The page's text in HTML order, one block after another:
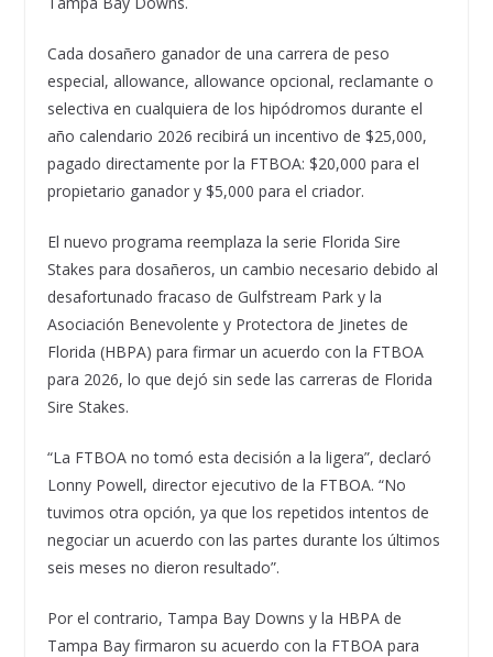
Cada dosañero ganador de una carrera de peso
especial, allowance, allowance opcional, reclamante o
selectiva en cualquiera de los hipódromos durante el
año calendario 2026 recibirá un incentivo de $25,000,
pagado directamente por la FTBOA: $20,000 para el
propietario ganador y $5,000 para el criador.
El nuevo programa reemplaza la serie Florida Sire
Stakes para dosañeros, un cambio necesario debido al
desafortunado fracaso de Gulfstream Park y la
Asociación Benevolente y Protectora de Jinetes de
Florida (HBPA) para firmar un acuerdo con la FTBOA
para 2026, lo que dejó sin sede las carreras de Florida
Sire Stakes.
“La FTBOA no tomó esta decisión a la ligera”, declaró
Lonny Powell, director ejecutivo de la FTBOA. “No
tuvimos otra opción, ya que los repetidos intentos de
negociar un acuerdo con las partes durante los últimos
seis meses no dieron resultado”.
Por el contrario, Tampa Bay Downs y la HBPA de
Tampa Bay firmaron su acuerdo con la FTBOA para